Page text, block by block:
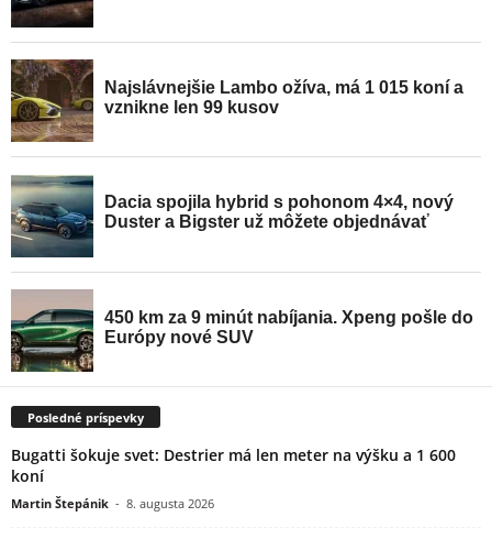
Posledné príspevky
Bugatti šokuje svet: Destrier má len meter na výšku a 1 600
koní
Martin Štepánik - 8. augusta 2026